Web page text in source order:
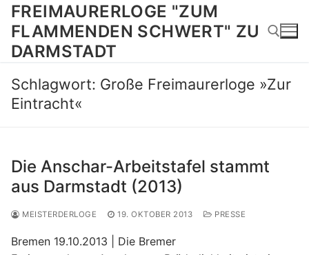
Zum
Inhalt
springen
FREIMAURERLOGE "ZUM
FLAMMENDEN SCHWERT" ZU
DARMSTADT
Suchen nach:
Schlagwort: Große Freimaurerloge »Zur
Eintracht«
Die Anschar-Arbeitstafel stammt
aus Darmstadt (2013)
MEISTERDERLOGE 19. OKTOBER 2013 PRESSE
Bremen 19.10.2013 | Die Bremer